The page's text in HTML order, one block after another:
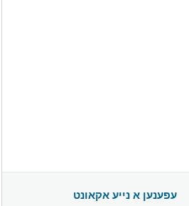
עפענען א נייע אקאונט